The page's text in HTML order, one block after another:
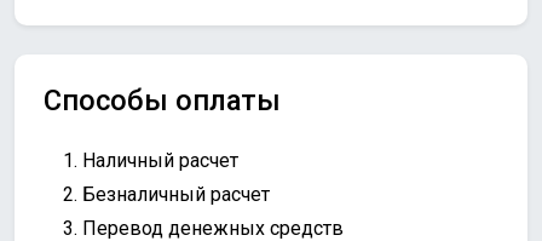
Способы оплаты
Наличный расчет
Безналичный расчет
Перевод денежных средств